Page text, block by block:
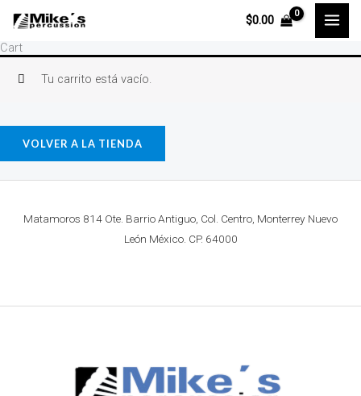
contenido
$0.00
Cart
Tu carrito está vacío.
VOLVER A LA TIENDA
Matamoros 814 Ote. Barrio Antiguo, Col. Centro, Monterrey Nuevo
León México. CP. 64000